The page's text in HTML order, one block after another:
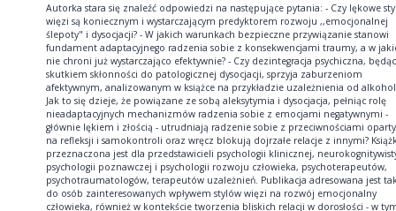
Autorka stara się znaleźć odpowiedzi na następujące pytania: - Czy lękowe
więzi są koniecznym i wystarczającym predyktorem rozwoju ,,emocjonalnej
ślepoty" i dysocjacji? - W jakich warunkach bezpieczne przywiązanie stanowi
fundament adaptacyjnego radzenia sobie z konsekwencjami traumy, a w
nie chroni już wystarczająco efektywnie? - Czy dezintegracja psychiczna,
skutkiem skłonności do patologicznej dysocjacji, sprzyja zaburzeniom
afektywnym, analizowanym w książce na przykładzie uzależnienia od
Jak to się dzieje, że powiązane ze sobą aleksytymia i dysocjacja, pełniąc rolę
nieadaptacyjnych mechanizmów radzenia sobie z emocjami negatywnymi -
głównie lękiem i złością - utrudniają radzenie sobie z przeciwnościami
na refleksji i samokontroli oraz wręcz blokują dojrzałe relacje z innymi?
przeznaczona jest dla przedstawicieli psychologii klinicznej,
psychologii poznawczej i psychologii rozwoju człowieka, psychoterapeutów,
psychotraumatologów, terapeutów uzależnień. Publikacja adresowana jest
do osób zainteresowanych wpływem stylów więzi na rozwój emocjonalny
człowieka, również w kontekście tworzenia bliskich relacji w dorosłości - w